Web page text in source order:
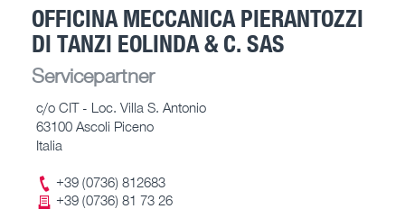
OFFICINA MECCANICA PIERANTOZZI
DI TANZI EOLINDA & C. SAS
Servicepartner
c/o CIT - Loc. Villa S. Antonio
63100 Ascoli Piceno
Italia
+39 (0736) 812683
+39 (0736) 81 73 26